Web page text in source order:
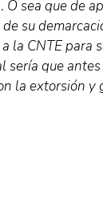
sea que de
su
la CNTE para
que
la extorsión